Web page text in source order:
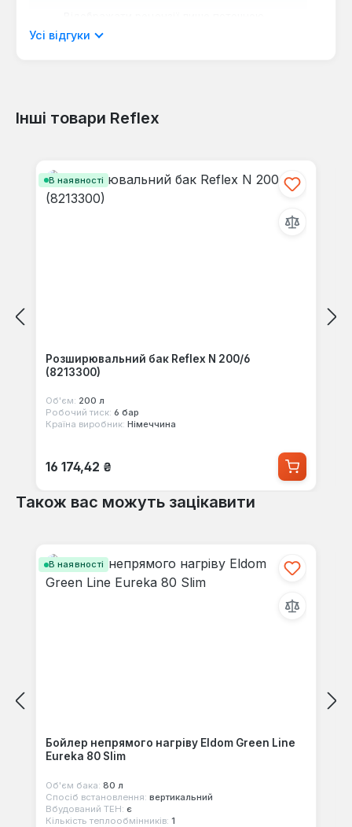
мовою.
Відгуків не знайдено. Поділіться
Усі відгуки
Інші товари Reflex
В наявності
Розширювальний бак Reflex N 200/6
(8213300)
Об'єм: 200 л
Робочий тиск: 6 бар
Країна виробник: Німеччина
Звичайна ціна:
16 174,42 ₴
Також вас можуть зацікавити
В наявності
Бойлер непрямого нагріву Eldom Green Line
Eureka 80 Slim
Об'єм бака: 80 л
Спосіб встановлення: вертикальний
Вбудований ТЕН: є
Кількість теплообмінників: 1